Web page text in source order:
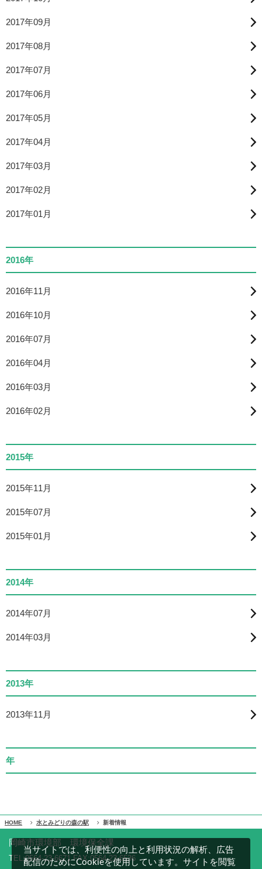
2017年09月
2017年08月
2017年07月
2017年06月
2017年05月
2017年04月
2017年03月
2017年02月
2017年01月
2016年
2016年11月
2016年10月
2016年07月
2016年04月
2016年03月
2016年02月
2015年
2015年11月
2015年07月
2015年01月
2014年
2014年07月
2014年03月
2013年
2013年11月
年
HOME 水とみどりの森の駅 新着情報
岡崎市環境部 環境保全課
TEL:0564-23-6671 FAX:0564-23-6536
当サイトでは、利便性の向上と利用状況の解析、広告
配信のためにCookieを使用しています。サイトを閲覧